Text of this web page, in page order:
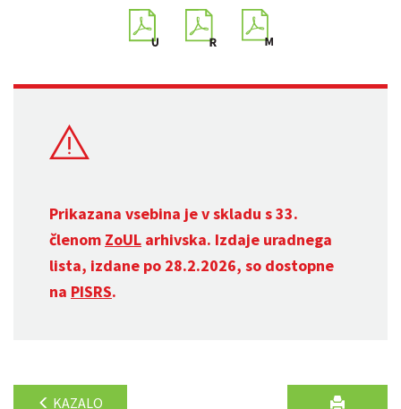
Prikazana vsebina je v skladu s 33.
členom ZoUL arhivska. Izdaje uradnega
lista, izdane po 28.2.2026, so dostopne
na PISRS.
KAZALO